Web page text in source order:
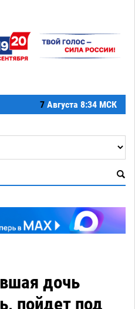
7 Августа 8:34 МСК
дочь
пойдет под